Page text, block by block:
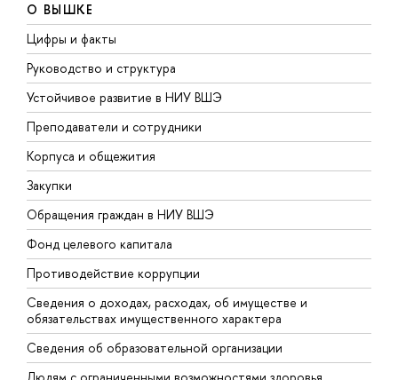
О ВЫШКЕ
Цифры и факты
Руководство и структура
Устойчивое развитие в НИУ ВШЭ
Преподаватели и сотрудники
Корпуса и общежития
Закупки
Обращения граждан в НИУ ВШЭ
Фонд целевого капитала
Противодействие коррупции
Сведения о доходах, расходах, об имуществе и
обязательствах имущественного характера
Сведения об образовательной организации